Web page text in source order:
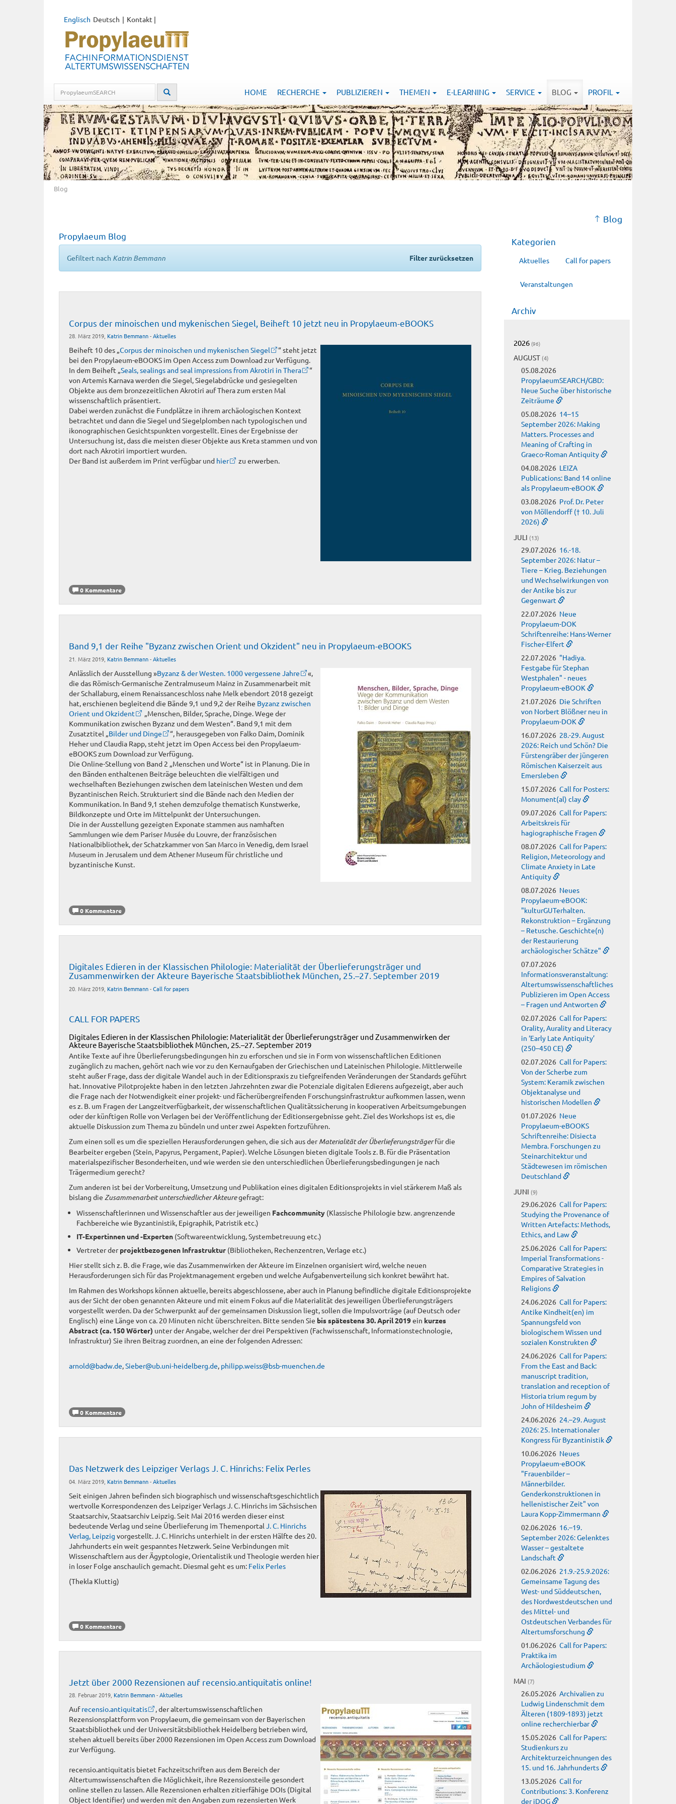
Deutsch
Englisch Kontakt |
HOME RECHERCHE PUBLIZIEREN THEMEN E-LEARNING SERVICE BLOG PROFIL
Blog
Propylaeum Blog
Gefiltert nach Katrin Bemmann Filter zurücksetzen
Corpus der minoischen und mykenischen Siegel, Beiheft 10 jetzt neu in Propylaeum-eBOOKS
28. März 2019, Katrin Bemmann-Aktuelles
Beiheft 10 des „Corpus der minoischen und mykenischen Siegel
“ steht jetzt
bei den Propylaeum-eBOOKS im Open Access zum Download zur Verfügung.
In dem Beiheft „Seals, sealings and seal impressions from Akrotiri in Thera
“
von Artemis Karnava werden die Siegel, Siegelabdrücke und gesiegelten
Objekte aus dem bronzezeitlichen Akrotiri auf Thera zum ersten Mal
wissenschaftlich präsentiert.
Dabei werden zunächst die Fundplätze in ihrem archäologischen Kontext
betrachtet und dann die Siegel und Siegelplomben nach typologischen und
ikonographischen Gesichtspunkten vorgestellt. Eines der Ergebnisse der
Untersuchung ist, dass die meisten dieser Objekte aus Kreta stammen und von
dort nach Akrotiri importiert wurden.
Der Band ist außerdem im Print verfügbar und hier zu erwerben.
0 Kommentare
Band 9,1 der Reihe "Byzanz zwischen Orient und Okzident" neu in Propylaeum-eBOOKS
21. März 2019, Katrin Bemmann-Aktuelles
Anlässlich der Ausstellung »Byzanz & der Westen. 1000 vergessene Jahre
«,
die das Römisch-Germanische Zentralmuseum Mainz in Zusammenarbeit mit
der Schallaburg, einem Renaissanceschloss nahe Melk ebendort 2018 gezeigt
hat, erschienen begleitend die Bände 9,1 und 9,2 der Reihe Byzanz zwischen
Orient und Okzident
„Menschen, Bilder, Sprache, Dinge. Wege der
Kommunikation zwischen Byzanz und dem Westen“. Band 9,1 mit dem
Zusatztitel „Bilder und Dinge
“, herausgegeben von Falko Daim, Dominik
Heher und Claudia Rapp, steht jetzt im Open Access bei den Propylaeum-
eBOOKS zum Download zur Verfügung.
Die Online-Stellung von Band 2 „Menschen und Worte“ ist in Planung. Die in
den Bänden enthaltenen Beiträge beleuchten die vielfältigen und
wechselhaften Beziehungen zwischen dem lateinischen Westen und dem
Byzantinischen Reich. Strukturiert sind die Bände nach den Medien der
Kommunikation. In Band 9,1 stehen demzufolge thematisch Kunstwerke,
Bildkonzepte und Orte im Mittelpunkt der Untersuchungen.
Die in der Ausstellung gezeigten Exponate stammen aus namhaften
Sammlungen wie dem Pariser Musée du Louvre, der französischen
Nationalbibliothek, der Schatzkammer von San Marco in Venedig, dem Israel
Museum in Jerusalem und dem Athener Museum für christliche und
byzantinische Kunst.
0 Kommentare
Digitales Edieren in der Klassischen Philologie: Materialität der Überlieferungsträger und
Zusammenwirken der Akteure Bayerische Staatsbibliothek München, 25.–27. September 2019
20. März 2019, Katrin Bemmann-Call for papers
CALL FOR PAPERS
Digitales Edieren in der Klassischen Philologie: Materialität der Überlieferungsträger und Zusammenwirken der
Akteure Bayerische Staatsbibliothek München, 25.–27. September 2019
Antike Texte auf ihre Überlieferungsbedingungen hin zu erforschen und sie in Form von wissenschaftlichen Editionen
zugänglich zu machen, gehört nach wie vor zu den Kernaufgaben der Griechischen und Lateinischen Philologie. Mittlerweile
steht außer Frage, dass der digitale Wandel auch in der Editionspraxis zu tiefgreifenden Veränderungen der Standards geführt
hat. Innovative Pilotprojekte haben in den letzten Jahrzehnten zwar die Potenziale digitalen Edierens aufgezeigt, aber auch
die Frage nach der Notwendigkeit einer projekt- und fächerübergreifenden Forschungsinfrastruktur aufkommen lassen, wenn
es z. B. um Fragen der Langzeitverfügbarkeit, der wissenschaftlichen Qualitätssicherung in kooperativen Arbeitsumgebungen
oder der künftigen Rolle von Verlagen bei der Veröffentlichung der Editionsergebnisse geht. Ziel des Workshops ist es, die
aktuelle Diskussion zum Thema zu bündeln und unter zwei Aspekten fortzuführen.
Zum einen soll es um die speziellen Herausforderungen gehen, die sich aus derMaterialität der Überlieferungsträgerfür die
Bearbeiter ergeben (Stein, Papyrus, Pergament, Papier). Welche Lösungen bieten digitale Tools z. B. für die Präsentation
materialspezifischer Besonderheiten, und wie werden sie den unterschiedlichen Überlieferungsbedingungen je nach
Trägermedium gerecht?
Zum anderen ist bei der Vorbereitung, Umsetzung und Publikation eines digitalen Editionsprojekts in viel stärkerem Maß als
bislang die Zusammenarbeit unterschiedlicher Akteuregefragt:
Wissenschaftlerinnen und Wissenschaftler aus der jeweiligen Fachcommunity (Klassische Philologie bzw. angrenzende
Fachbereiche wie Byzantinistik, Epigraphik, Patristik etc.)
IT-Expertinnen und -Experten (Softwareentwicklung, Systembetreuung etc.)
Vertreter derprojektbezogenen Infrastruktur (Bibliotheken, Rechenzentren, Verlage etc.)
Hier stellt sich z. B. die Frage, wie das Zusammenwirken der Akteure im Einzelnen organisiert wird, welche neuen
Herausforderungen sich für das Projektmanagement ergeben und welche Aufgabenverteilung sich konkret bewährt hat.
Im Rahmen des Workshops können aktuelle, bereits abgeschlossene, aber auch in Planung befindliche digitale Editionsprojekte
aus der Sicht der oben genannten Akteure und mit einem Fokus auf die Materialität des jeweiligen Überlieferungsträgers
vorgestellt werden. Da der Schwerpunkt auf der gemeinsamen Diskussion liegt, sollen die Impulsvorträge (auf Deutsch oder
Englisch) eine Länge von ca. 20 Minuten nicht überschreiten. Bitte senden Sie bis spätestens 30. April 2019ein kurzes
Abstract (ca. 150 Wörter) unter der Angabe, welcher der drei Perspektiven (Fachwissenschaft, Informationstechnologie,
Infrastruktur) Sie ihren Beitrag zuordnen, an eine der folgenden Adressen:
arnold@badw.de,Sieber@ub.uni-heidelberg.de, philipp.weiss@bsb-muenchen.de
0 Kommentare
Das Netzwerk des Leipziger Verlags J. C. Hinrichs: Felix Perles
04. März 2019, Katrin Bemmann-Aktuelles
Seit einigen Jahren befinden sich biographisch und wissenschaftsgeschichtlich
wertvolle Korrespondenzen des Leipziger Verlags J. C. Hinrichs im Sächsischen
Staatsarchiv, Staatsarchiv Leipzig. Seit Mai 2016 werden dieser einst
bedeutende Verlag und seine Überlieferung im Themenportal J. C. Hinrichs
Verlag, Leipzig vorgestellt. J. C. Hinrichs unterhielt in der ersten Hälfte des 20.
Jahrhunderts ein weit gespanntes Netzwerk. Seine Verbindungen mit
Wissenschaftlern aus der Ägyptologie, Orientalistik und Theologie werden hier
in loser Folge anschaulich gemacht. Diesmal geht es um: Felix Perles
(Thekla Kluttig)
0 Kommentare
Jetzt über 2000 Rezensionen auf recensio.antiquitatis online!
28. Februar 2019, Katrin Bemmann-Aktuelles
Aufrecensio.antiquitatis
, der altertumswissenschaftlichen
Rezensionsplattform von Propylaeum, die gemeinsam von der Bayerischen
Staatsbibliothek und der Universitätsbibliothek Heidelberg betrieben wird,
stehen aktuell bereits über 2000 Rezensionen im Open Access zum Download
zur Verfügung.
recensio.antiquitatis bietet Fachzeitschriften aus dem Bereich der
Altertumswissenschaften die Möglichkeit, ihre Rezensionsteile gesondert
online stellen zu lassen. Alle Rezensionen erhalten zitierfähige DOIs (Digital
Object Identifier) und werden mit den Angaben zum rezensierten Werk
Blog
Kategorien
Aktuelles Call for papers
Veranstaltungen
Archiv
2026 (96)
AUGUST (4)
05.08.2026
PropylaeumSEARCH/GBD:
Neue Suche über historische
Zeiträume
05.08.2026 14–15
September 2026: Making
Matters. Processes and
Meaning of Crafting in
Graeco-Roman Antiquity
04.08.2026 LEIZA
Publications: Band 14 online
als Propylaeum-eBOOK
03.08.2026 Prof. Dr. Peter
von Möllendorff († 10. Juli
2026)
JULI (13)
29.07.2026 16.-18.
September 2026: Natur –
Tiere – Krieg. Beziehungen
und Wechselwirkungen von
der Antike bis zur
Gegenwart
22.07.2026 Neue
Propylaeum-DOK
Schriftenreihe: Hans-Werner
Fischer-Elfert
22.07.2026 "Hadiya.
Festgabe für Stephan
Westphalen" - neues
Propylaeum-eBOOK
21.07.2026 Die Schriften
von Norbert Blößner neu in
Propylaeum-DOK
16.07.2026 28.-29. August
2026: Reich und Schön? Die
Fürstengräber der jüngeren
Römischen Kaiserzeit aus
Emersleben
15.07.2026 Call for Posters:
Monument(al) clay
09.07.2026 Call for Papers:
Arbeitskreis für
hagiographische Fragen
08.07.2026 Call for Papers:
Religion, Meteorology and
Climate Anxiety in Late
Antiquity
08.07.2026 Neues
Propylaeum-eBOOK:
"kulturGUTerhalten.
Rekonstruktion – Ergänzung
– Retusche. Geschichte(n)
der Restaurierung
archäologischer Schätze"
07.07.2026
Informationsveranstaltung:
Altertumswissenschaftliches
Publizieren im Open Access
– Fragen und Antworten
02.07.2026 Call for Papers:
Orality, Aurality and Literacy
in ‘Early Late Antiquity’
(250–450 CE)
02.07.2026 Call for Papers:
Von der Scherbe zum
System: Keramik zwischen
Objektanalyse und
historischen Modellen
01.07.2026 Neue
Propylaeum-eBOOKS
Schriftenreihe: Disiecta
Membra. Forschungen zu
Steinarchitektur und
Städtewesen im römischen
Deutschland
JUNI (9)
29.06.2026 Call for Papers:
Studying the Provenance of
Written Artefacts: Methods,
Ethics, and Law
25.06.2026 Call for Papers:
Imperial Transformations -
Comparative Strategies in
Empires of Salvation
Religions
24.06.2026 Call for Papers:
Antike Kindheit(en) im
Spannungsfeld von
biologischem Wissen und
sozialen Konstrukten
24.06.2026 Call for Papers:
From the East and Back:
manuscript tradition,
translation and reception of
Historia trium regum by
John of Hildesheim
24.06.2026 24.–29. August
2026: 25. Internationaler
Kongress für Byzantinistik
10.06.2026 Neues
Propylaeum-eBOOK
"Frauenbilder –
Männerbilder.
Genderkonstruktionen in
hellenistischer Zeit" von
Laura Kopp-Zimmermann
02.06.2026 16.–19.
September 2026: Gelenktes
Wasser – gestaltete
Landschaft
02.06.2026 21.9.-25.9.2026:
Gemeinsame Tagung des
West- und Süddeutschen,
des Nordwestdeutschen und
des Mittel- und
Ostdeutschen Verbandes für
Altertumsforschung
01.06.2026 Call for Papers:
Praktika im
Archäologiestudium
MAI (7)
26.05.2026 Archivalien zu
Ludwig Lindenschmit dem
Älteren (1809-1893) jetzt
online recherchierbar
15.05.2026 Call for Papers:
Studienkurs zu
Architekturzeichnungen des
15. und 16. Jahrhunderts
13.05.2026 Call for
Contributions: 3. Konferenz
der jDOG